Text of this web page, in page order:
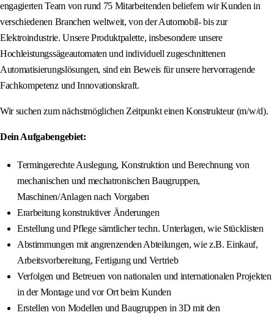
engagierten Team von rund 75 Mitarbeitenden beliefern wir Kunden in
verschiedenen Branchen weltweit, von der Automobil- bis zur
Elektroindustrie. Unsere Produktpalette, insbesondere unsere
Hochleistungssägeautomaten und individuell zugeschnittenen
Automatisierungslösungen, sind ein Beweis für unsere hervorragende
Fachkompetenz und Innovationskraft.
Wir suchen zum nächstmöglichen Zeitpunkt einen Konstrukteur (m/w/d).
Dein Aufgabengebiet:
Termingerechte Auslegung, Konstruktion und Berechnung von
mechanischen und mechatronischen Baugruppen,
Maschinen/Anlagen nach Vorgaben
Erarbeitung konstruktiver Änderungen
Erstellung und Pflege sämtlicher techn. Unterlagen, wie Stücklisten
Abstimmungen mit angrenzenden Abteilungen, wie z.B. Einkauf,
Arbeitsvorbereitung, Fertigung und Vertrieb
Verfolgen und Betreuen von nationalen und internationalen Projekten
in der Montage und vor Ort beim Kunden
Erstellen von Modellen und Baugruppen in 3D mit den